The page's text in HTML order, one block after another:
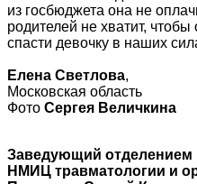
из госбюджета она не
родителей не хватит,
спасти девочку в наших
Елена Светлова,
Московская область
Фото Сергея Величкина
Заведующий отделением
НМИЦ травматологии и